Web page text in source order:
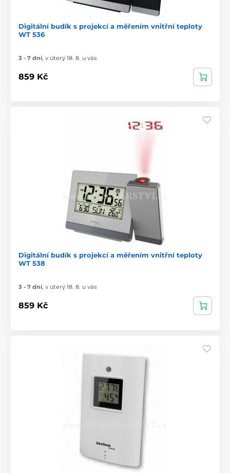
Digitální budík s projekcí a měřením vnitřní teploty
WT 536
3 - 7 dní, v úterý 18. 8. u vás
859 Kč
Digitální budík s projekcí a měřením vnitřní teploty
WT 538
3 - 7 dní, v úterý 18. 8. u vás
859 Kč